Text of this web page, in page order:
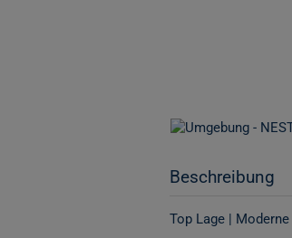
Beschreibung
Top Lage | Moderne